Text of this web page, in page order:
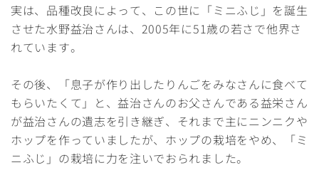
実は、品種改良によって、この世に「ミニふじ」を誕生
させた水野益治さんは、2005年に51歳の若さで他界さ
れています。
その後、「息子が作り出したりんごをみなさんに食べて
もらいたくて」と、益治さんのお父さんである益栄さん
が益治さんの遺志を引き継ぎ、それまで主にニンニクや
ホップを作っていましたが、ホップの栽培をやめ、「ミ
ニふじ」の栽培に力を注いでおられました。